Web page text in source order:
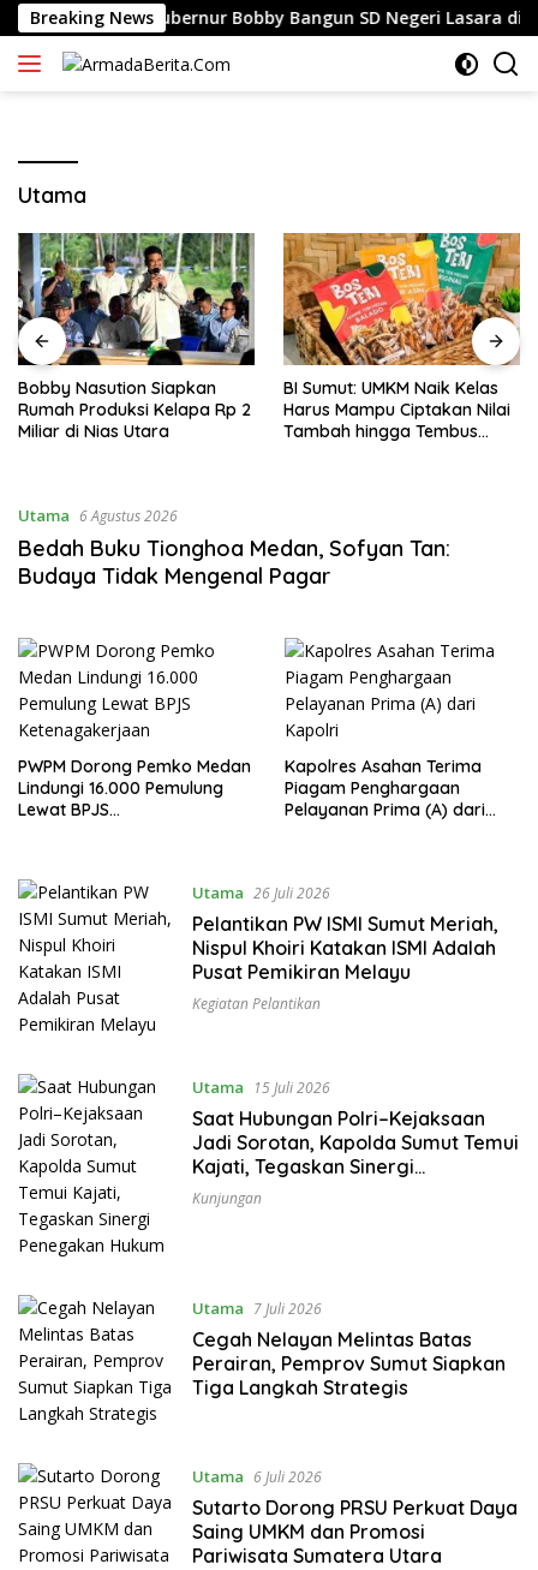
Langsung
ke
konten
Breaking News
Gubernur Bobby Bangun SD Negeri Lasara di Nias
Utama
Bobby Nasution Siapkan
Rumah Produksi Kelapa Rp 2
Miliar di Nias Utara
BI Sumut: UMKM Naik Kelas
Harus Mampu Ciptakan Nilai
Tambah hingga Tembus
Utama 6 Agustus 2026
Bedah Buku Tionghoa Medan, Sofyan Tan:
Budaya Tidak Mengenal Pagar
PWPM Dorong Pemko Medan
Lindungi 16.000 Pemulung
Lewat BPJS
Kapolres Asahan Terima
Piagam Penghargaan
Pelayanan Prima (A) dari
Utama 26 Juli 2026
Pelantikan PW ISMI Sumut Meriah,
Nispul Khoiri Katakan ISMI Adalah
Pusat Pemikiran Melayu
Kegiatan Pelantikan
Utama 15 Juli 2026
Saat Hubungan Polri–Kejaksaan
Jadi Sorotan, Kapolda Sumut Temui
Kajati, Tegaskan Sinergi
Penegakan Hukum
Kunjungan
Utama 7 Juli 2026
Cegah Nelayan Melintas Batas
Perairan, Pemprov Sumut Siapkan
Tiga Langkah Strategis
Utama 6 Juli 2026
Sutarto Dorong PRSU Perkuat Daya
Saing UMKM dan Promosi
Pariwisata Sumatera Utara